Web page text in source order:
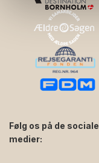
Følg os på de sociale
medier: